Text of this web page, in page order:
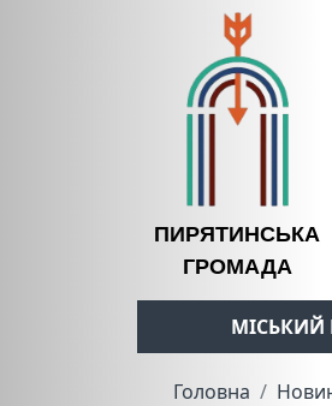
ПИРЯТИНСЬКА
ГРОМАДА
МІСЬКИЙ
Головна